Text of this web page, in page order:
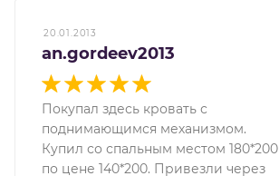
20.01.2013
an.gordeev2013
Покупал здесь кровать с
поднимающимся механизмом.
Купил со спальным местом 180*200
по цене 140*200. Привезли через